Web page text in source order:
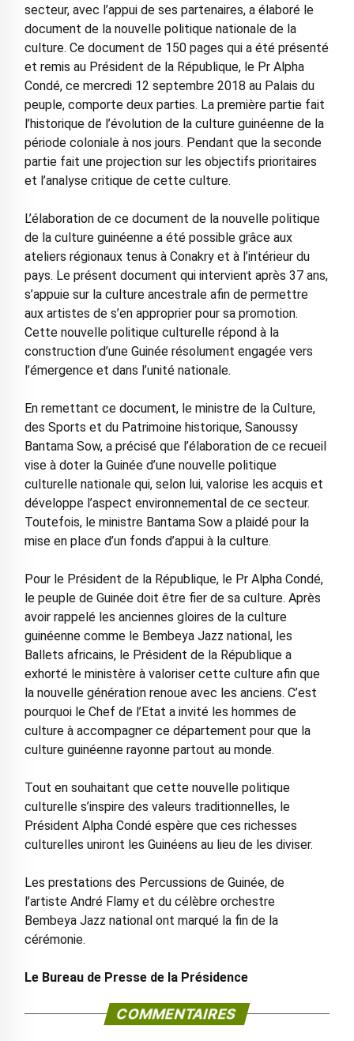
secteur, avec l’appui de ses partenaires, a élaboré le
document de la nouvelle politique nationale de la
culture. Ce document de 150 pages qui a été présenté
et remis au Président de la République, le Pr Alpha
Condé, ce mercredi 12 septembre 2018 au Palais du
peuple, comporte deux parties. La première partie fait
l’historique de l’évolution de la culture guinéenne de la
période coloniale à nos jours. Pendant que la seconde
partie fait une projection sur les objectifs prioritaires
et l’analyse critique de cette culture.
L’élaboration de ce document de la nouvelle politique
de la culture guinéenne a été possible grâce aux
ateliers régionaux tenus à Conakry et à l’intérieur du
pays. Le présent document qui intervient après 37 ans,
s’appuie sur la culture ancestrale afin de permettre
aux artistes de s’en approprier pour sa promotion.
Cette nouvelle politique culturelle répond à la
construction d’une Guinée résolument engagée vers
l’émergence et dans l’unité nationale.
En remettant ce document, le ministre de la Culture,
des Sports et du Patrimoine historique, Sanoussy
Bantama Sow, a précisé que l’élaboration de ce recueil
vise à doter la Guinée d’une nouvelle politique
culturelle nationale qui, selon lui, valorise les acquis et
développe l’aspect environnemental de ce secteur.
Toutefois, le ministre Bantama Sow a plaidé pour la
mise en place d’un fonds d’appui à la culture.
Pour le Président de la République, le Pr Alpha Condé,
le peuple de Guinée doit être fier de sa culture. Après
avoir rappelé les anciennes gloires de la culture
guinéenne comme le Bembeya Jazz national, les
Ballets africains, le Président de la République a
exhorté le ministère à valoriser cette culture afin que
la nouvelle génération renoue avec les anciens. C’est
pourquoi le Chef de l’Etat a invité les hommes de
culture à accompagner ce département pour que la
culture guinéenne rayonne partout au monde.
Tout en souhaitant que cette nouvelle politique
culturelle s’inspire des valeurs traditionnelles, le
Président Alpha Condé espère que ces richesses
culturelles uniront les Guinéens au lieu de les diviser.
Les prestations des Percussions de Guinée, de
l’artiste André Flamy et du célèbre orchestre
Bembeya Jazz national ont marqué la fin de la
cérémonie.
Le Bureau de Presse de la Présidence
COMMENTAIRES